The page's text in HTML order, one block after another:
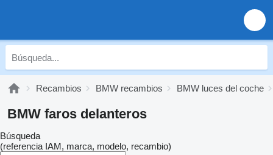
Recambios BMW recambios BMW luces del coche
BMW faros delanteros
Búsqueda
(referencia IAM, marca, modelo, recambio)